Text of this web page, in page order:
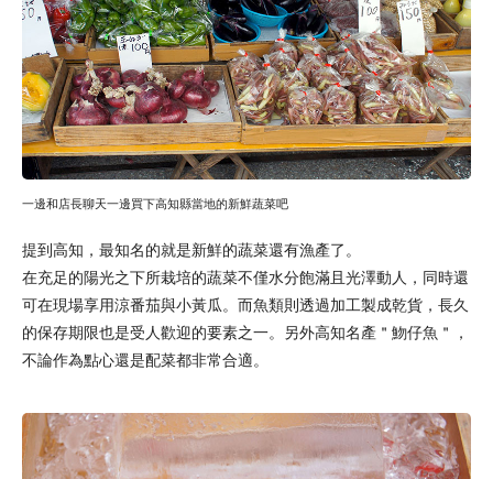
一邊和店長聊天一邊買下高知縣當地的新鮮蔬菜吧
提到高知，最知名的就是新鮮的蔬菜還有漁產了。
在充足的陽光之下所栽培的蔬菜不僅水分飽滿且光澤動人，同時還
可在現場享用涼番茄與小黃瓜。而魚類則透過加工製成乾貨，長久
的保存期限也是受人歡迎的要素之一。另外高知名產＂魩仔魚＂，
不論作為點心還是配菜都非常合適。